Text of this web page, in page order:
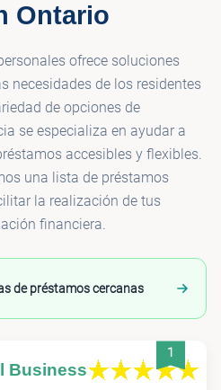
Ontario
ofrece soluciones
necesidades de los residentes
de opciones de
se especializa en ayudar a
accesibles y flexibles.
una lista de préstamos
la realización de tus
financiera.
de préstamos cercanas
1
Business